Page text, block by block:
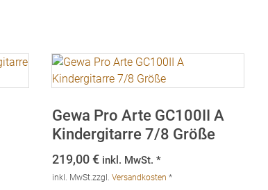
Gewa Pro Arte GC100II A
Kindergitarre 7/8 Größe
219,00€ inkl. MwSt. *
inkl. MwSt.zzgl.Versandkosten *